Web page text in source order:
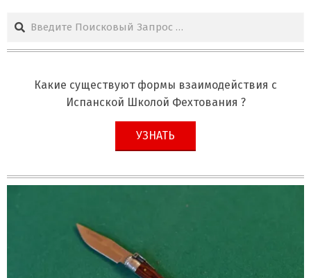
Поиск
Какие существуют формы взаимодействия с
Испанской Школой Фехтования ?
УЗНАТЬ